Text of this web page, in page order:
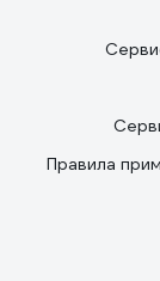
Правила